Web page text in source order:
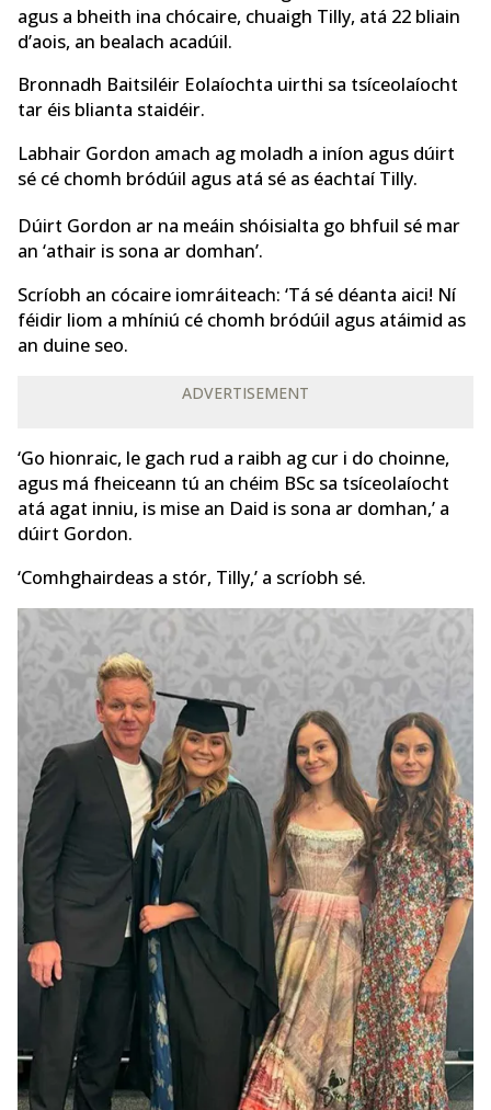
agus a bheith ina chócaire, chuaigh Tilly, atá 22 bliain
d’aois, an bealach acadúil.
Bronnadh Baitsiléir Eolaíochta uirthi sa tsíceolaíocht
tar éis blianta staidéir.
Labhair Gordon amach ag moladh a iníon agus dúirt
sé cé chomh bródúil agus atá sé as éachtaí Tilly.
Dúirt Gordon ar na meáin shóisialta go bhfuil sé mar
an ‘athair is sona ar domhan’.
Scríobh an cócaire iomráiteach: ‘Tá sé déanta aici! Ní
féidir liom a mhíniú cé chomh bródúil agus atáimid as
an duine seo.
ADVERTISEMENT
‘Go hionraic, le gach rud a raibh ag cur i do choinne,
agus má fheiceann tú an chéim BSc sa tsíceolaíocht
atá agat inniu, is mise an Daid is sona ar domhan,’ a
dúirt Gordon.
‘Comhghairdeas a stór, Tilly,’ a scríobh sé.